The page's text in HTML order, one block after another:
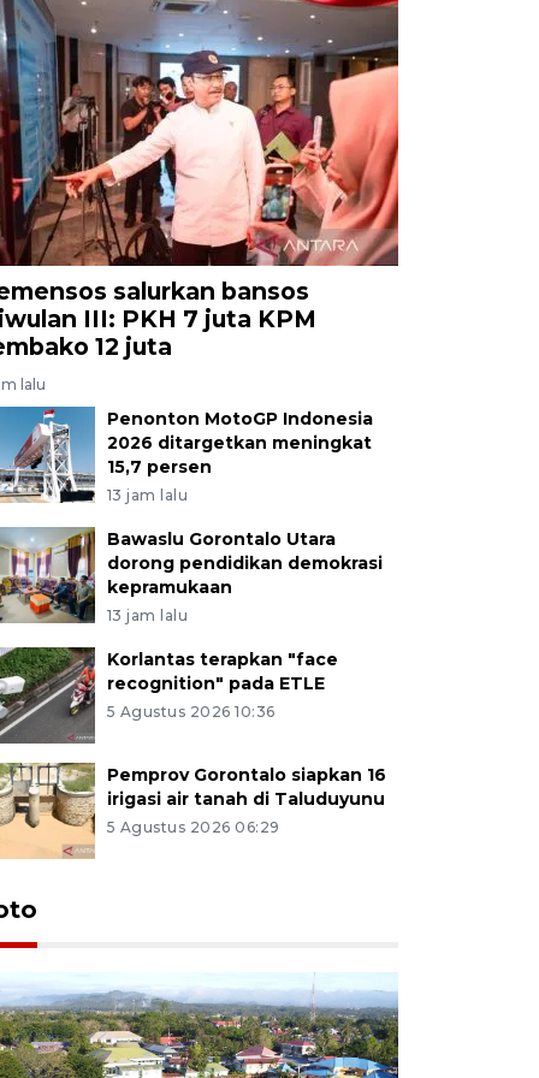
salurkan bansos
III: PKH 7 juta KPM
12 juta
lalu
Penonton MotoGP Indonesia
2026 ditargetkan meningkat
15,7 persen
13 jam lalu
Bawaslu Gorontalo Utara
dorong pendidikan demokrasi
kepramukaan
13 jam lalu
Korlantas terapkan "face
recognition" pada ETLE
5 Agustus 2026 10:36
Pemprov Gorontalo siapkan 16
irigasi air tanah di Taluduyunu
5 Agustus 2026 06:29